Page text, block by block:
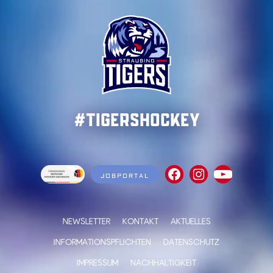
#TigersHockey
JOBPORTAL
NEWSLETTER KONTAKT
AKTUELLES
INFORMATIONSPFLICHTEN
DATENSCHUTZ
IMPRESSUM
NACHHALTIGKEIT